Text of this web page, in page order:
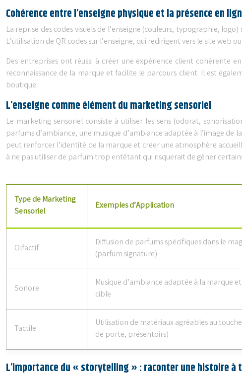
Cohérence entre l’enseigne physique et la présence en
La reprise des codes visuels de l’enseigne (couleurs, typographie,
L’utilisation de QR codes sur l’enseigne, qui redirigent vers le site
Des entreprises ont réussi à créer une expérience client cohérente
reconnaissance de la marque et facilite le parcours client. Il est
boutique.
L’enseigne comme élément du marketing sensoriel
Le marketing sensoriel consiste à utiliser les sens (odorat,
parfums d’ambiance, une musique d’ambiance adaptée à l’image
peut renforcer l’identité de la marque et créer une atmosphère
à ne pas utiliser de parfum trop entêtant qui risquerait de gêner
Type de Marketing
Sensoriel
Exemples d’Application
Olfactif
Diffusion de parfums spécifiques dans le
(parfum signature)
Sonore
Musique d’ambiance adaptée à la marque
cible
Tactile
Utilisation de matériaux agréables au
de porte, présentoirs)
L’importance du « storytelling » : raconter une histoire à